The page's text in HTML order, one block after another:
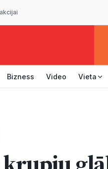
Bizness Video Vieta